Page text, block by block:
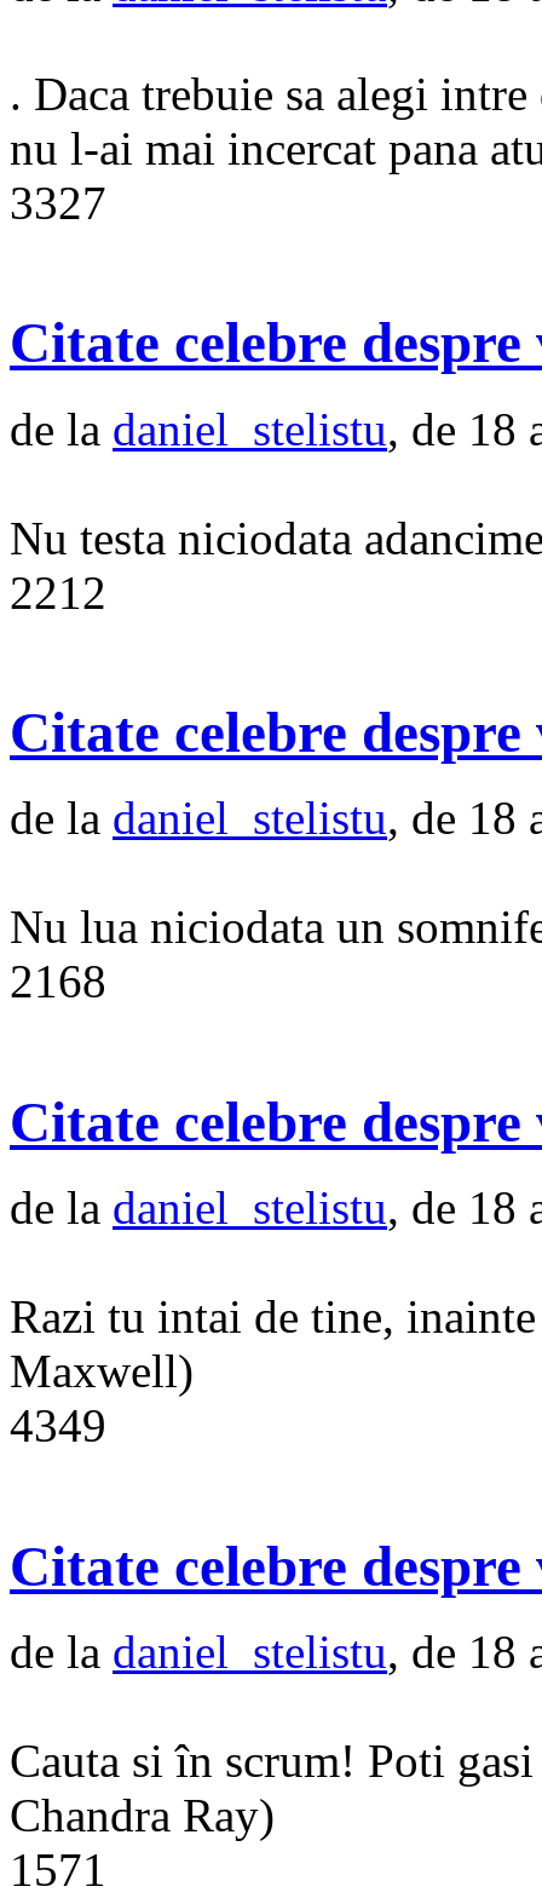
. Daca trebuie sa alegi
nu l-ai mai incercat pana
3327
Citate celebre
de la daniel_stelistu, de 18
Nu testa niciodata
2212
Citate celebre
de la daniel_stelistu, de 18
Nu lua niciodata un
2168
Citate celebre
de la daniel_stelistu, de 18
Razi tu intai de tine,
Maxwell)
4349
Citate celebre
de la daniel_stelistu, de 18
Cauta si în scrum! Poti
Chandra Ray)
1571